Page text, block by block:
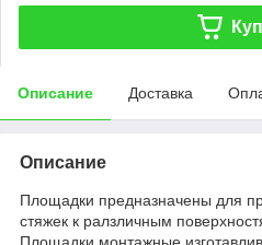
Описание Доставка
Описание
Площадки предназначены для
стяжек к ралзличным
Площадки монтажные